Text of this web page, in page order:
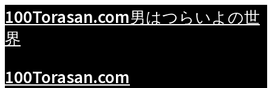
100Torasan.com男はつらいよの世
界
100Torasan.com